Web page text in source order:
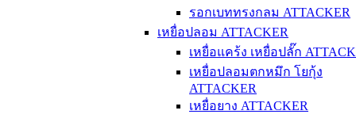
รอกเบททรงกลม ATTACKER
เหยื่อปลอม ATTACKER
เหยื่อแคร้ง เหยื่อปลั๊ก
เหยื่อปลอมตกหมึก โยกุ้ง
ATTACKER
เหยื่อยาง ATTACKER